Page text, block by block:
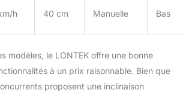
h 40 cm Manuelle Bas
modèles, le LONTEK offre une bonne
à un prix raisonnable. Bien que
proposent une inclinaison